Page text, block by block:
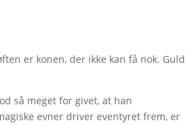
er konen, der ikke kan få nok. Guld
så meget for givet, at han
evner driver eventyret frem, er